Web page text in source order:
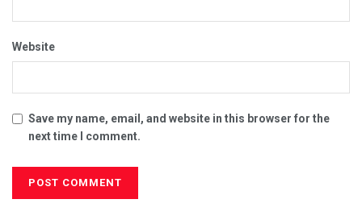
Website
Save my name, email, and website in this browser for the
next time I comment.